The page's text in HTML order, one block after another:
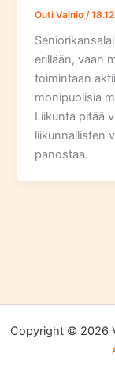
Outi Vainio /
erillään, vaan
toimintaan
monipuolisia
Liikunta pitää
liikunnallisten
panostaa.
Copyright © 2026